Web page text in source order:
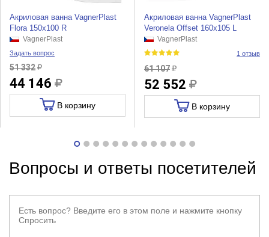
Акриловая ванна VagnerPlast
Flora 150x100 R
VagnerPlast
Задать вопрос
51 332
44 146
В корзину
Акриловая ванна VagnerPlast
Veronela Offset 160x105 L
VagnerPlast
1 отзыв
61 107
52 552
В корзину
Вопросы и ответы посетителей